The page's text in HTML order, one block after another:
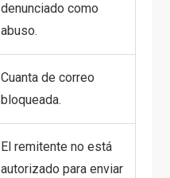
denunciado como
abuso.
Cuanta de correo
bloqueada.
El remitente no está
autorizado para enviar